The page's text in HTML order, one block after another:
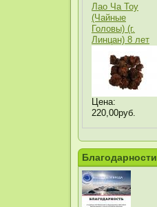
Лао Ча Тоу
(Чайные
Головы) (г.
Линцан) 8 лет
Цена:
220,00руб.
Благодарности